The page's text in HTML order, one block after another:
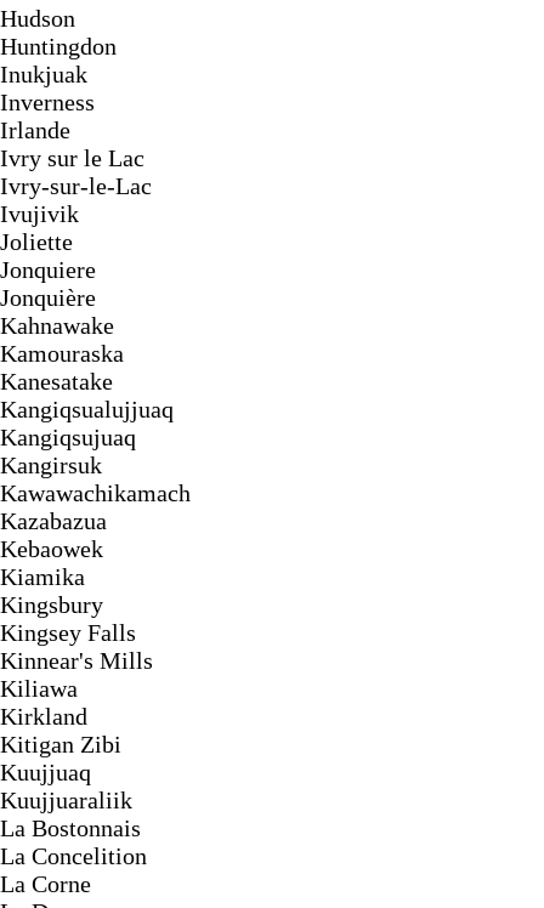
Hudson
Huntingdon
Inukjuak
Inverness
Irlande
Ivry sur le Lac
Ivry-sur-le-Lac
Ivujivik
Joliette
Jonquiere
Jonquière
Kahnawake
Kamouraska
Kanesatake
Kangiqsualujjuaq
Kangiqsujuaq
Kangirsuk
Kawawachikamach
Kazabazua
Kebaowek
Kiamika
Kingsbury
Kingsey Falls
Kinnear's Mills
Kiliawa
Kirkland
Kitigan Zibi
Kuujjuaq
Kuujjuaraliik
La Bostonnais
La Concelition
La Corne